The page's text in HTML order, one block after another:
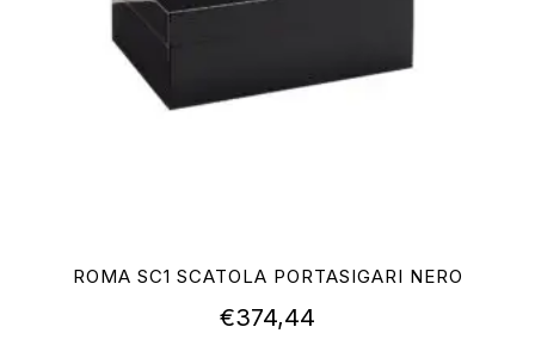
ROMA SC1 SCATOLA PORTASIGARI NERO
€374,44